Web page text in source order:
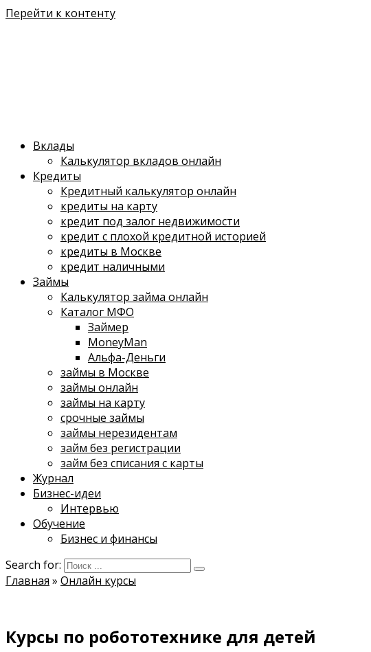
Перейти к контенту
Вклады
Калькулятор вкладов онлайн
Кредиты
Кредитный калькулятор онлайн
кредиты на карту
кредит под залог недвижимости
кредит с плохой кредитной историей
кредиты в Москве
кредит наличными
Займы
Калькулятор займа онлайн
Каталог МФО
Займер
MoneyMan
Альфа-Деньги
займы в Москве
займы онлайн
займы на карту
срочные займы
займы нерезидентам
займ без регистрации
займ без списания с карты
Журнал
Бизнес-идеи
Интервью
Обучение
Бизнес и финансы
Search for:
Главная » Онлайн курсы
Курсы по робототехнике для детей